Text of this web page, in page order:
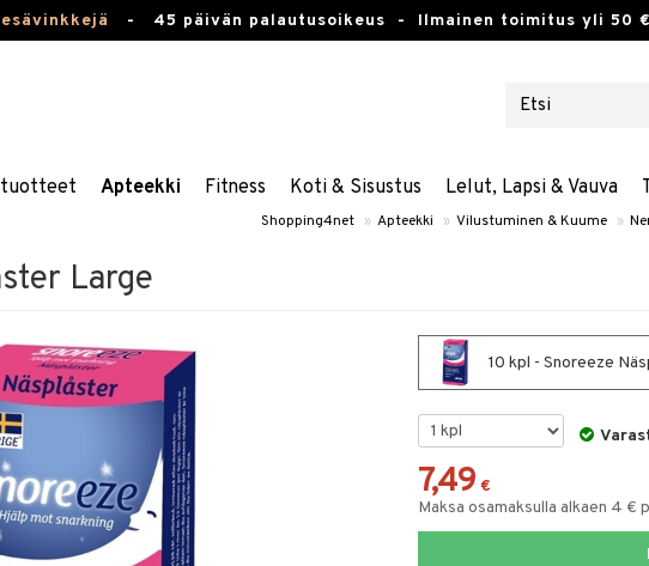
- 45 päivän palautusoikeus - Ilmainen toimitus yli 50 €
Apteekki Fitness Koti & Sisustus Lelut, Lapsi & Vauva
Shopping4net » Apteekki » Vilustuminen & Kuume »
Large
10 kpl - Snoreeze
7,49 €
Maksa osamaksulla alkaen 4 €